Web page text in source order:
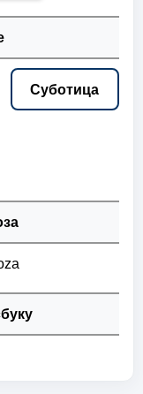
Суботица